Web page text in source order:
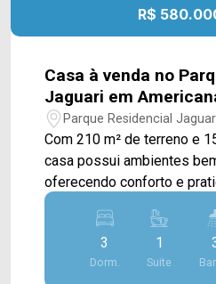
R$
Casa à venda no
Jaguari em
Parque Residencial
Com 210 m² de terreno e
casa possui ambientes
oferecendo conforto e
da família. A área interna
cozinha, área de serviço e
com espaços pensados para o
gourmet com
3
Dorm.
1
Suite